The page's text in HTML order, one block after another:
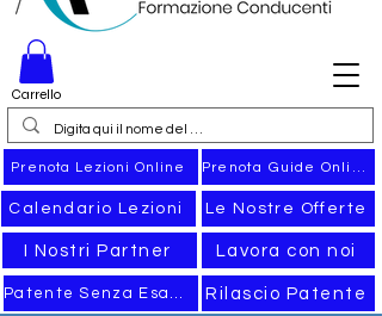
Patente Senza Esame
Calendario Lezioni
Prenota Lezioni Online
Le Nostre Offerte
Lavora con noi
I Nostri Partner
Rilascio Patente
Carrello